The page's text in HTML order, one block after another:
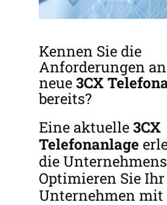
Kennen Sie die
Anforderungen
neue3CX
bereits?
Eine aktuelle3CX
Telefonanlage
die
Optimieren Sie Ihr
Unternehmen mit